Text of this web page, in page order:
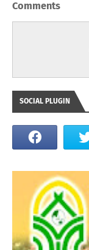
Comments
SOCIAL PLUGIN